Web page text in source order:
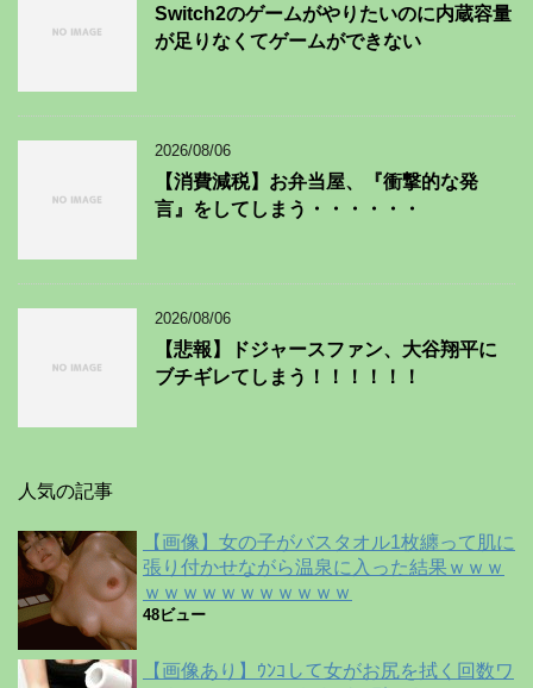
Switch2のゲームがやりたいのに内蔵容量
が足りなくてゲームができない
2026/08/06
【消費減税】お弁当屋、『衝撃的な発
言』をしてしまう・・・・・・
2026/08/06
【悲報】ドジャースファン、大谷翔平に
ブチギレてしまう！！！！！！
人気の記事
【画像】女の子がバスタオル1枚纏って肌に
張り付かせながら温泉に入った結果ｗｗｗ
ｗｗｗｗｗｗｗｗｗｗｗ
48ビュー
【画像あり】ｳﾝｺして女がお尻を拭く回数ワ